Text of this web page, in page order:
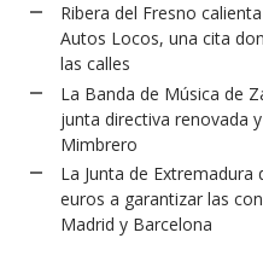
Ribera del Fresno
Autos Locos, una cita
las calles
La Banda de Música de
junta directiva renovada
Mimbrero
La Junta de
euros a garantizar las
Madrid y Barcelona